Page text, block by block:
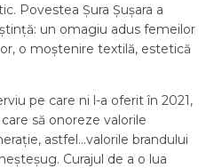
Povestea Șura Șușara a
un omagiu adus femeilor
o moștenire textilă, estetică
pe care ni l-a oferit în 2021,
să onoreze valorile
astfel…valorile brandului
Curajul de a o lua